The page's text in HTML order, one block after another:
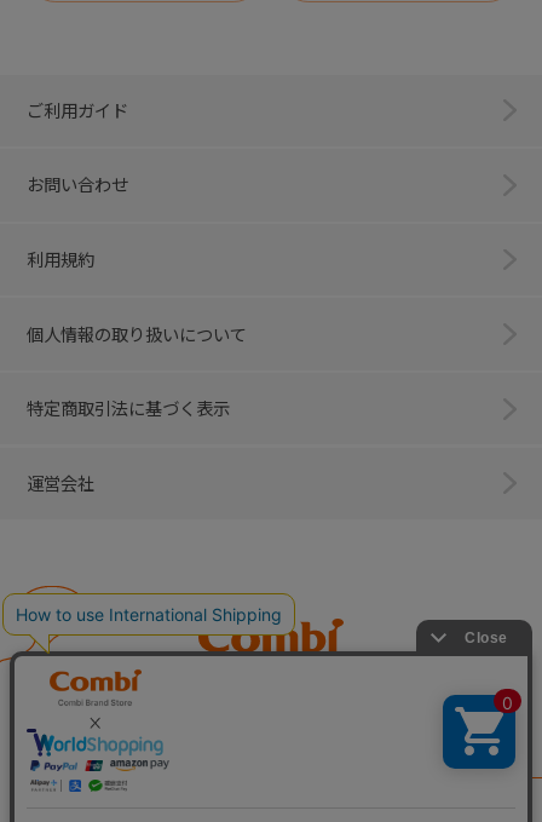
ご利用ガイド
お問い合わせ
利用規約
個人情報の取り扱いについて
特定商取引法に基づく表示
運営会社